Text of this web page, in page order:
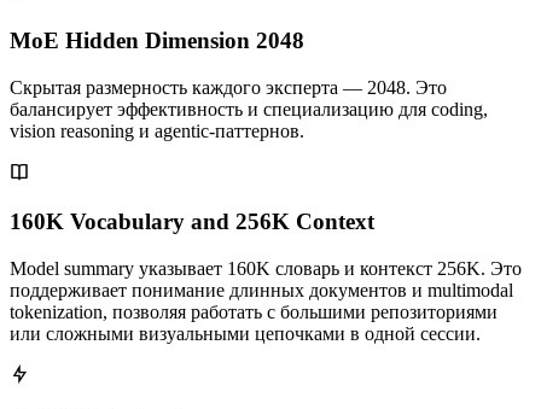
MoE Hidden Dimension 2048
Скрытая размерность каждого эксперта — 2048. Это
балансирует эффективность и специализацию для coding,
vision reasoning и agentic‑паттернов.
160K Vocabulary and 256K Context
Model summary указывает 160K словарь и контекст 256K. Это
поддерживает понимание длинных документов и multimodal
tokenization, позволяя работать с большими репозиториями
или сложными визуальными цепочками в одной сессии.